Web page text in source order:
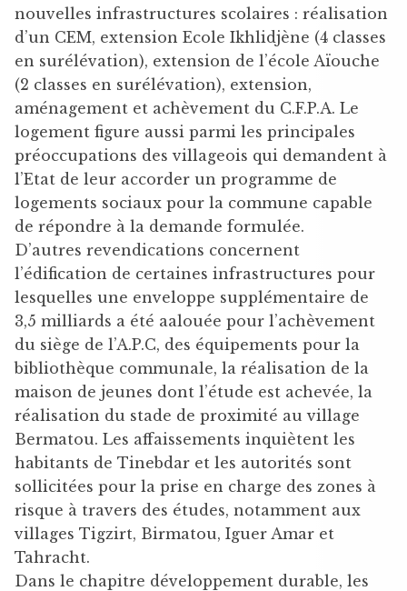
nouvelles infrastructures scolaires : réalisation
d’un CEM, extension Ecole Ikhlidjène (4 classes
en surélévation), extension de l’école Aïouche
(2 classes en surélévation), extension,
aménagement et achèvement du C.F.P.A. Le
logement figure aussi parmi les principales
préoccupations des villageois qui demandent à
l’Etat de leur accorder un programme de
logements sociaux pour la commune capable
de répondre à la demande formulée.
D’autres revendications concernent
l’édification de certaines infrastructures pour
lesquelles une enveloppe supplémentaire de
3,5 milliards a été aalouée pour l’achèvement
du siège de l’A.P.C, des équipements pour la
bibliothèque communale, la réalisation de la
maison de jeunes dont l’étude est achevée, la
réalisation du stade de proximité au village
Bermatou. Les affaissements inquiètent les
habitants de Tinebdar et les autorités sont
sollicitées pour la prise en charge des zones à
risque à travers des études, notamment aux
villages Tigzirt, Birmatou, Iguer Amar et
Tahracht.
Dans le chapitre développement durable, les